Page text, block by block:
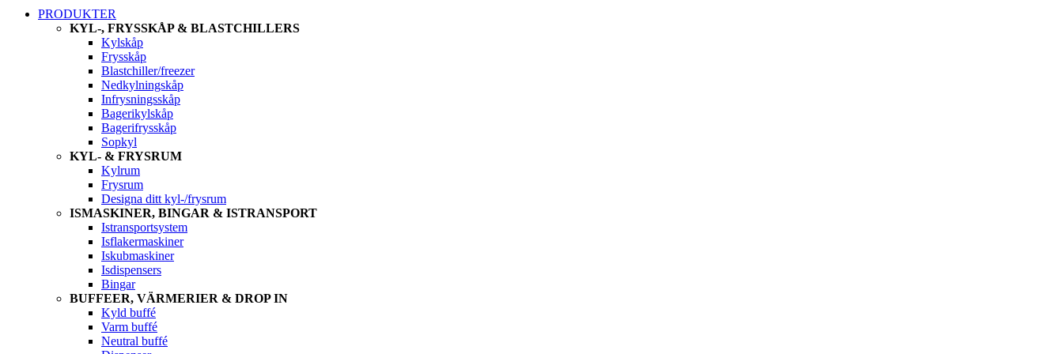
PRODUKTER
KYL-, FRYSSKÅP & BLASTCHILLERS
Kylskåp
Frysskåp
Blastchiller/freezer
Nedkylningskåp
Infrysningsskåp
Bagerikylskåp
Bagerifrysskåp
Sopkyl
KYL- & FRYSRUM
Kylrum
Frysrum
Designa ditt kyl-/frysrum
ISMASKINER, BINGAR & ISTRANSPORT
Istransportsystem
Isflakermaskiner
Iskubmaskiner
Isdispensers
Bingar
BUFFEER, VÄRMERIER & DROP IN
Kyld buffé
Varm buffé
Neutral buffé